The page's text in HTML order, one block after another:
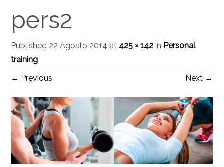
pers2
Published 22 Agosto 2014 at 425 × 142 in Personal
training
← Previous Next →